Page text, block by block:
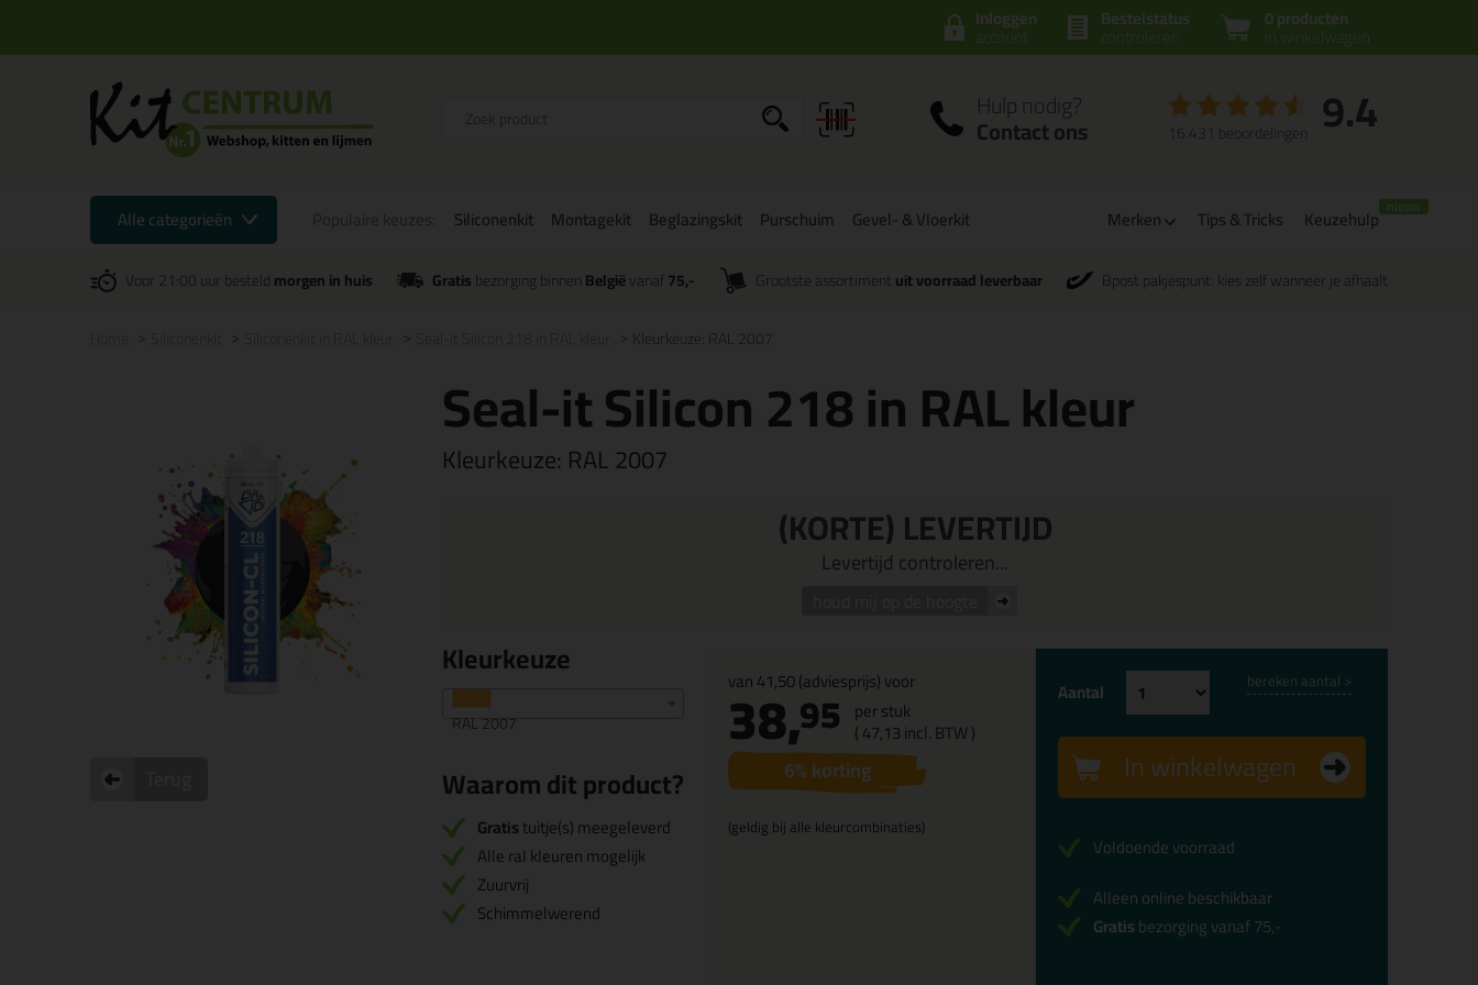
0 producten
in winkelwagen
Bestelstatus
controleren
Inloggen
account
Hulp nodig?
Contact ons 9.4
16.431 beoordelingen
Alle categorieën Siliconenkit Montagekit Beglazingskit Purschuim Gevel- & Vloerkit Merken Tips & Tricks Keuzehulp
Voor 21:00 uur besteldmorgen in huis Gratisbezorging binnenBelgiëvanaf 75,- Grootste assortiment uit voorraad leverbaar Bpost pakjespunt: kies zelf wanneer je afhaalt
Kleurkeuze: RAL 2007
Seal-it Silicon 218 in RAL kleur
Kleurkeuze: RAL 2007
(KORTE) LEVERTIJD
Levertijd controleren...
Kleurkeuze
RAL 2007
Waarom dit product?
Gratistuitje(s) meegeleverd
Alle ral kleuren mogelijk
Zuurvrij
Schimmelwerend
van41,50(adviesprijs) voor
38,95 per stuk
(47,13incl. BTW )
6% korting
(geldig bij alle kleurcombinaties)
Aantal bereken aantal >
In winkelwagen
Voldoende voorraad
Alleen online beschikbaar
Gratisbezorging vanaf 75,-